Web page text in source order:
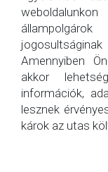
Amennyiben
akkor
információk,
lesznek
károk az utas